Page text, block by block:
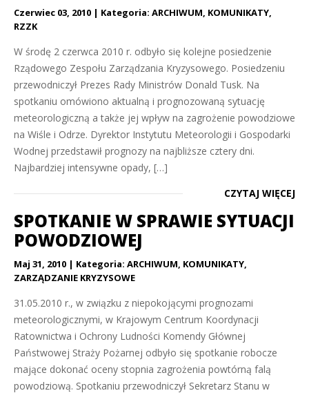
Czerwiec 03, 2010 Kategoria: ARCHIWUM, KOMUNIKATY,
RZZK
W środę 2 czerwca 2010 r. odbyło się kolejne posiedzenie
Rządowego Zespołu Zarządzania Kryzysowego. Posiedzeniu
przewodniczył Prezes Rady Ministrów Donald Tusk. Na
spotkaniu omówiono aktualną i prognozowaną sytuację
meteorologiczną a także jej wpływ na zagrożenie powodziowe
na Wiśle i Odrze. Dyrektor Instytutu Meteorologii i Gospodarki
Wodnej przedstawił prognozy na najbliższe cztery dni.
Najbardziej intensywne opady, […]
CZYTAJ WIĘCEJ
SPOTKANIE W SPRAWIE SYTUACJI
POWODZIOWEJ
Maj 31, 2010 Kategoria: ARCHIWUM, KOMUNIKATY,
ZARZĄDZANIE KRYZYSOWE
31.05.2010 r., w związku z niepokojącymi prognozami
meteorologicznymi, w Krajowym Centrum Koordynacji
Ratownictwa i Ochrony Ludności Komendy Głównej
Państwowej Straży Pożarnej odbyło się spotkanie robocze
mające dokonać oceny stopnia zagrożenia powtórną falą
powodziową. Spotkaniu przewodniczył Sekretarz Stanu w